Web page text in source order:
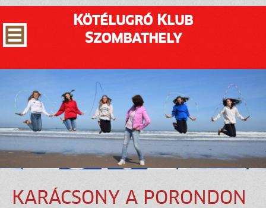
Kötélugró Klub
Szombathely
KARÁCSONY A PORONDON